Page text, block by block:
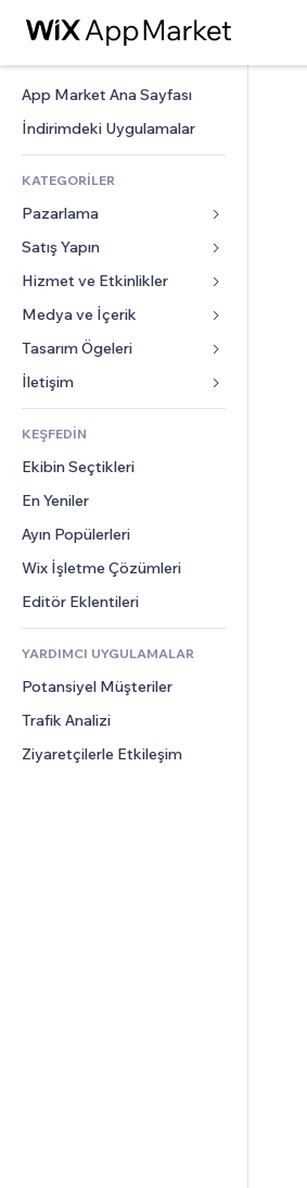
App Market Ana Sayfası
İndirimdeki Uygulamalar
KATEGORİLER
Pazarlama
Reklamlar
Mobil
Site Analizleri
Sosyal Ağ
Site Listeleri
E-posta
Satış Yapın
Mağazalar için uygulamalar
Gönderim ve Teslimat
Satış Düğmeleri
Muhasebe
Kuponlar ve Müşteri Sadakati
Depolama Çözümleri
Hizmet ve Etkinlikler
Oteller
Etkinlikler
Restoranlar
Emlak
Randevular
Medya ve İçerik
Galeri
Müzik
Podcast
Fotoğrafçılık
Video
PDF
Dosya Paylaşımı
Haberler
Tasarım Ögeleri
Haritalar ve Navigasyon
Gizlilik ve Güvenlik
Saat
Sayfa Şablonları
Görüntü Efektleri
Düğmeler ve Menüler
Afişler ve Rozetler
Hesap Makineleri
Arama
Hava Durumu
Grafik ve Tablolar
Formlar
Blog
Anketler
Sohbet
Yorumlar
Telefon
Topluluk
Değerlendirmeler ve Müşteri
KEŞFEDİN
Ekibin Seçtikleri
En Yeniler
Ayın Popülerleri
Wix İşletme Çözümleri
Editör Eklentileri
YARDIMCI UYGULAMALAR
Potansiyel Müşteriler
Trafik Analizi
Ziyaretçilerle Etkileşim